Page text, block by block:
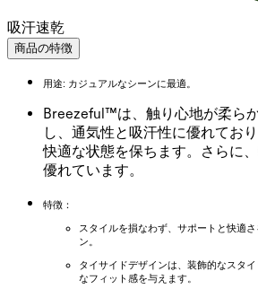
吸汗速乾
商品の特徴
用途: カジュアルなシーンに最適。
Breezeful™は、触り心地が柔ら
し、通気性と吸汗性に優れてお
快適な状態を保ちます。さらに
優れています。
特徴：
スタイルを損なわず、サポートと快適
ン。
タイサイドデザインは、装飾的なスタ
なフィット感を与えます。